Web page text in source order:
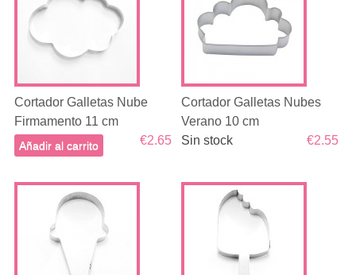
Cortador Galletas Nube
Firmamento 11 cm
€2.65
Añadir al carrito
Cortador Galletas Nubes
Verano 10 cm
€2.55
Sin stock